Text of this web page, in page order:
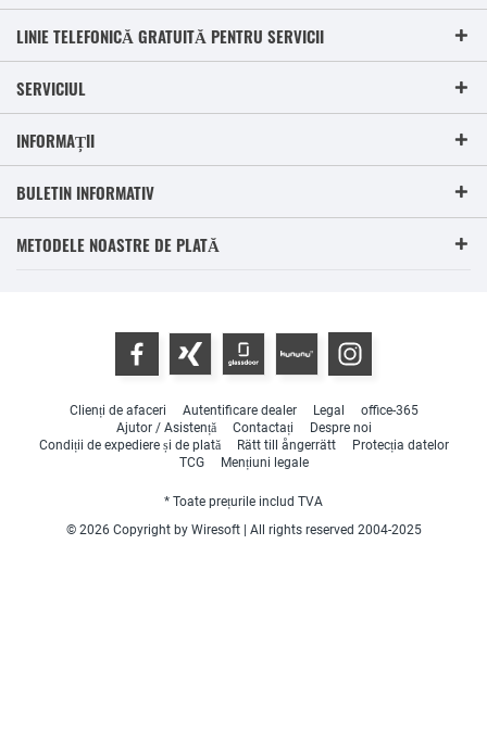
LINIE TELEFONICĂ GRATUITĂ PENTRU SERVICII
SERVICIUL
INFORMAȚII
BULETIN INFORMATIV
METODELE NOASTRE DE PLATĂ
Clienți de afaceri Autentificare dealer Legal
office-365
Ajutor / Asistență
Contactați
Despre noi
Condiții de expediere și de plată
Rätt till ångerrätt
Protecția datelor
TCG
Mențiuni legale
* Toate prețurile includ TVA
© 2026 Copyright by Wiresoft | All rights reserved 2004-2025